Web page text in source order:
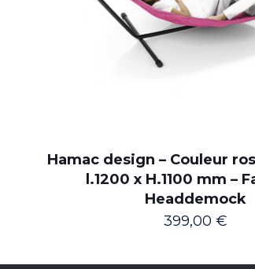
Hamac design – Couleur
l.1200 x H.1100 mm –
Headdemock
399,00 €